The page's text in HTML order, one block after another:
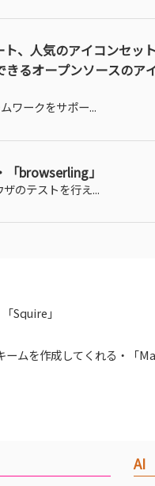
、人気のアイコンセッ
るオープンソースのア
ワークをサポー...
browserling」
のテストを行え...
Squire」
ームを作成してくれる・「
AI